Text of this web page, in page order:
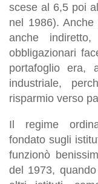
scese al 6,5 poi
nel 1986).
anche
obbligazionari
portafoglio era,
industriale,
risparmio verso
Il regime
fondato sugli
funzionò
del 1973,